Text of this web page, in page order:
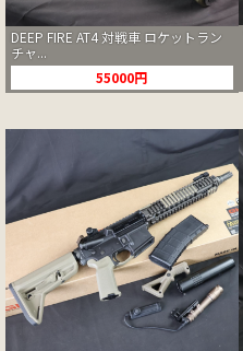
DEEP FIRE AT4 対戦車 ロケットラン
チャ...
55000円